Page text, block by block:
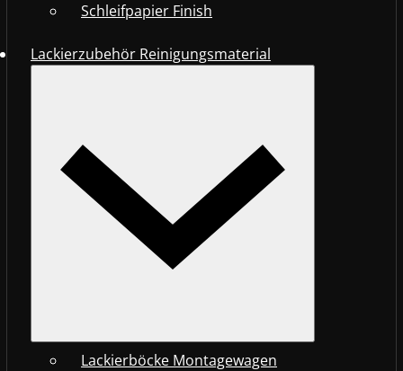
Schleifpapier Finish
Lackierzubehör Reinigungsmaterial
Lackierböcke Montagewagen